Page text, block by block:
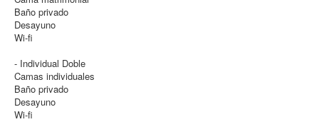
Baño privado
Desayuno
Wi-fi
- Individual Doble
Camas individuales
Baño privado
Desayuno
Wi-fi